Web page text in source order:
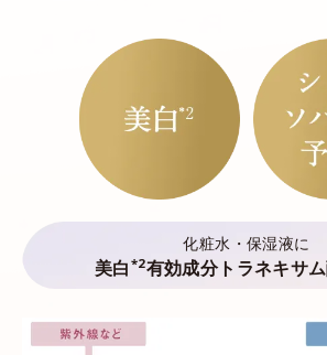
化粧水・保湿液に
美白 *2有効成分トラネキサ